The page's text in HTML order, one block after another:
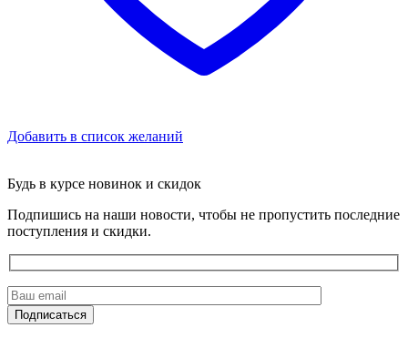
Добавить в список желаний
Будь в курсе новинок и скидок
Подпишись на наши новости, чтобы не пропустить последние
поступления и скидки.